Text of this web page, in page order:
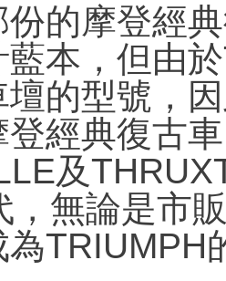
的摩登經
本，但由
壇的型號，
登經典復古
及
，無論是市
TRIUMPH